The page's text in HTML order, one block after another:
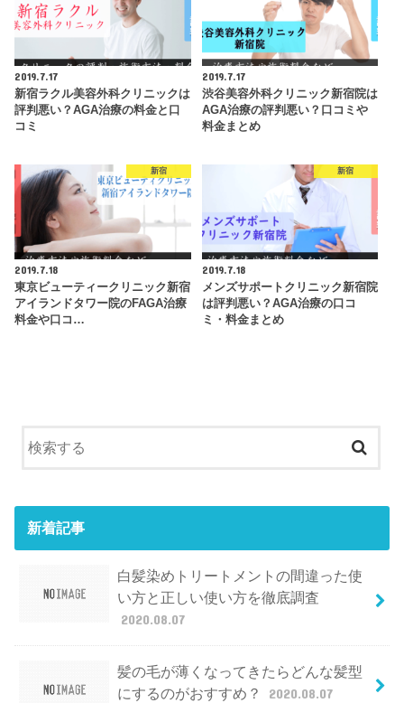
2019.7.17
新宿ラクル美容外科クリニックは
評判悪い？AGA治療の料金と口
コミ
2019.7.17
渋谷美容外科クリニック新宿院は
AGA治療の評判悪い？口コミや
料金まとめ
新宿
2019.7.18
東京ビューティークリニック新宿
アイランドタワー院のFAGA治療
料金や口コ…
新宿
2019.7.18
メンズサポートクリニック新宿院
は評判悪い？AGA治療の口コ
ミ・料金まとめ
新着記事
白髪染めトリートメントの間違った使
い方と正しい使い方を徹底調査
2020.08.07
髪の毛が薄くなってきたらどんな髪型
にするのがおすすめ？
2020.08.07